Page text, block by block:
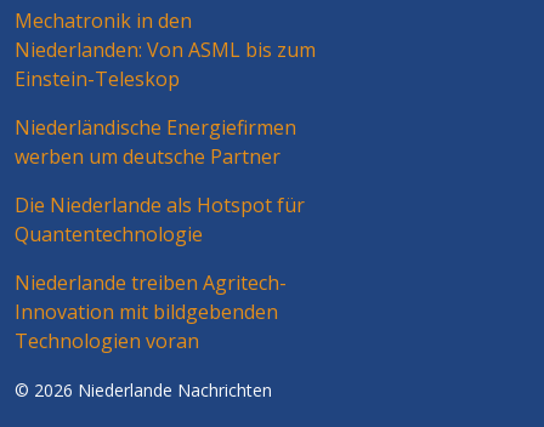
Mechatronik in den
Niederlanden: Von ASML bis zum
Einstein-Teleskop
Niederländische Energiefirmen
werben um deutsche Partner
Die Niederlande als Hotspot für
Quantentechnologie
Niederlande treiben Agritech-
Innovation mit bildgebenden
Technologien voran
© 2026 Niederlande Nachrichten